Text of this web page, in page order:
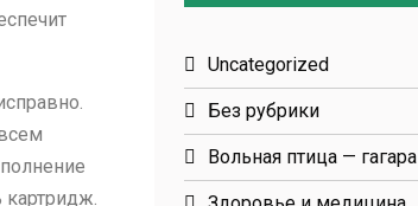
картридж.
Uncategorized
Без рубрики
Вольная птица — гагара